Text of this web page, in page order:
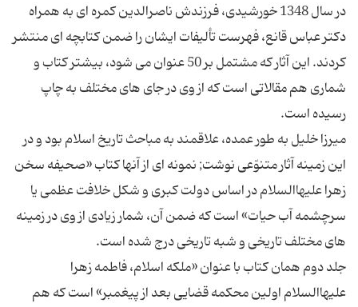
در سال 1348 خورشیدی، فرزندش ناصرالدین کمره ای به همراه
دکتر عباس قانع، فهرست تألیفات ایشان را ضمن کتابچه ای منتشر
کردند. این آثار که مشتمل بر 50 عنوان می شود، بیشتر کتاب و
شماری هم مقالاتی است که از وی در جای های مختلف به چاپ
میرزا خلیل به طور عمده، علاقمند به مباحث تاریخ اسلام بود و در
این زمینه آثار متنوّعی نوشت; نمونه ای از آنها کتاب «صحیفه سخن
زهرا علیهاالسلام در اساس دولت کبری و شکل خلافت عظمی یا
سرچشمه آب حیات» است که ضمن آن، شمار زیادی از وی در زمینه
جلد دوم همان کتاب با عنوان «ملکه اسلام، فاطمه زهرا
علیهاالسلام اولین محکمه قضایی بعد از پیغمبر» است که هم